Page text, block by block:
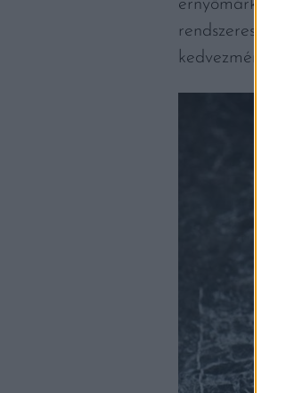
ernyőmárka
rendszeresen